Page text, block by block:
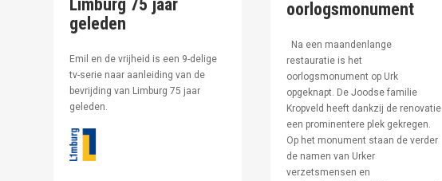
Limburg 75 jaar
geleden
Emil en de vrijheid is een 9-delige
tv-serie naar aanleiding van de
bevrijding van Limburg 75 jaar
geleden.
oorlogsmonument
Na een maandenlange
restauratie is het
oorlogsmonument op Urk
opgeknapt. De Joodse familie
Kropveld heeft dankzij de renovatie
een prominentere plek gekregen.
Op het monument staan de verder
de namen van Urker
verzetsmensen en